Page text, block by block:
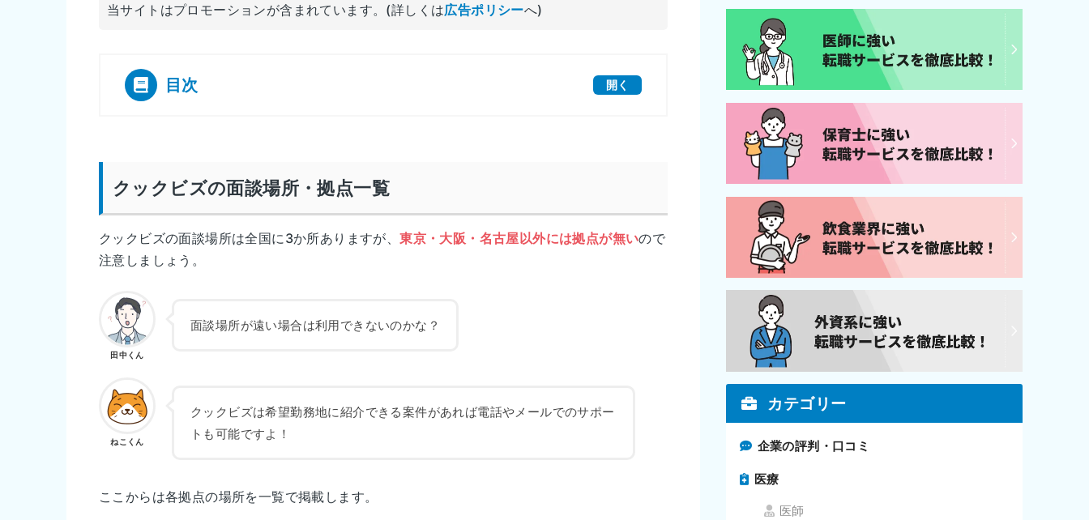
当サイトはプロモーションが含まれています。(詳しくは広告ポリシーへ)
目次 開く
クックビズの面談場所・拠点一覧
クックビズの面談場所は全国に3か所ありますが、東京・大阪・名古屋以外には拠点が無いので
注意しましょう。
田中くん
面談場所が遠い場合は利用できないのかな？
ねこくん
クックビズは希望勤務地に紹介できる案件があれば電話やメールでのサポー
トも可能ですよ！
ここからは各拠点の場所を一覧で掲載します。
カテゴリー
企業の評判・口コミ
医療
医師